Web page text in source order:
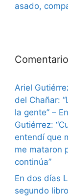
asado,
Ariel
del Chañar:
la gente” –
Gutiérrez:
entendí que
me mataron
continúa”
En dos días
segundo